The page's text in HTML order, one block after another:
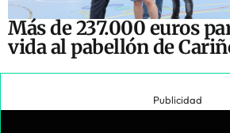
Más de 237.000 euros
vida al pabellón de
Publicidad